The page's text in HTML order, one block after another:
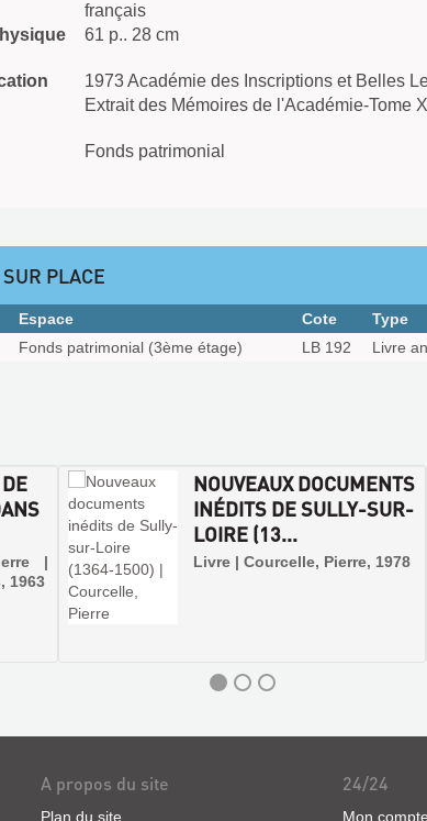
français
61 p.. 28 cm
1973 Académie des Inscriptions et Belles
Extrait des Mémoires de l'Académie-Tome
Fonds patrimonial
PLACE
Espace Cote Type
Fonds patrimonial (3ème étage) LB 192 Livre
NOUVEAUX DOCUMENTS
INÉDITS DE SULLY-SUR-
LOIRE (13...
Livre | Courcelle, Pierre, 1978
|
1963
A propos du site
Plan du site
24/24
Mon